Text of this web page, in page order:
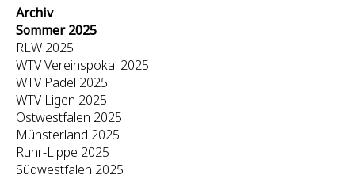
Archiv
Sommer 2025
RLW 2025
WTV Vereinspokal 2025
WTV Padel 2025
WTV Ligen 2025
Ostwestfalen 2025
Münsterland 2025
Ruhr-Lippe 2025
Südwestfalen 2025